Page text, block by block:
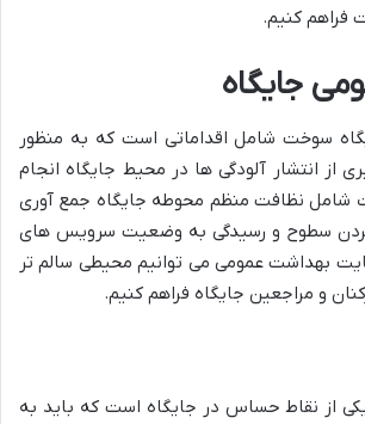
فراهم کنیم.
جایگاه
سوخت شامل اقداماتی است که به منظور
از انتشار آلودگی ها در محیط جایگاه انجام
شامل نظافت منظم محوطه جایگاه جمع آوری
کردن سطوح و رسیدگی به وضعیت سرویس های
بهداشت عمومی می توانیم محیطی سالم تر
و مراجعین جایگاه فراهم کنیم.
از نقاط حساس در جایگاه است که باید به